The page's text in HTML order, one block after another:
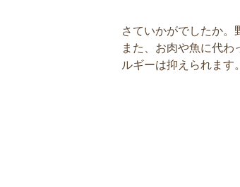
さていかがでしたか。
また、お肉や魚に代
ルギーは抑えられます